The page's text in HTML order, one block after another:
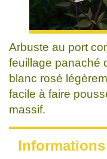
Arbuste au port
feuillage panaché
blanc rosé
facile à faire
massif.